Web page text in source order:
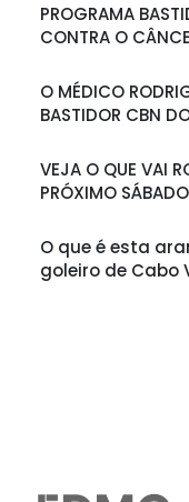
PROGRAMA
CONTRA O
O MÉDICO
BASTIDOR CBN
VEJA O QUE VAI
PRÓXIMO SÁBADO
O que é esta
goleiro de Cabo